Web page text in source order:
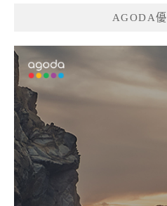
AGODA